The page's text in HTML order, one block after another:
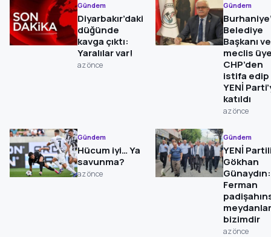
Gündem
Diyarbakır’daki
düğünde
kavga çıktı:
Yaralılar var!
az önce
Gündem
Belediye
Başkanı
meclis
CHP’den
istifa edip
YENİ
katıldı
az önce
Gündem
Hücum iyi… Ya
savunma?
az önce
Gündem
YENİ
Gökhan
Günaydın:
Ferman
meydanlar
bizimdir
az önce